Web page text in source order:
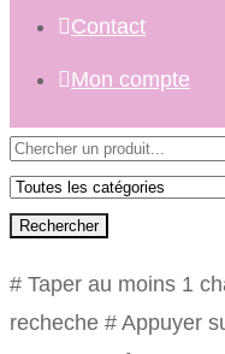
Contact
Mon compte
Rechercher
# Taper au moins 1
recheche # Appuyer